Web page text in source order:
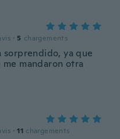
· 5 chargements
sorprendido, ya que
mandaron otra
· 11 chargements